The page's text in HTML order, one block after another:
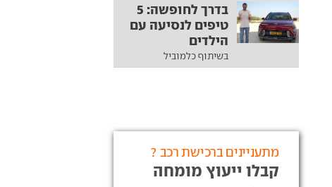
בדרך לחופשה: 5
טיפים לנסיעה עם
הילדים
בשיתוף כלמוביל
מתעניינים ברכישת רכב ?
קבלו ייעוץ מומחה